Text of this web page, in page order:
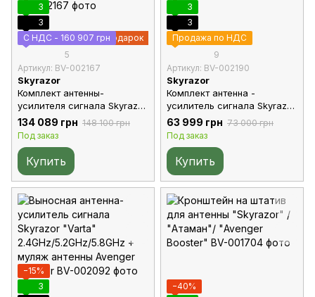
Подарок
3
3
С НДС - 160 907 грн
5
Артикул: BV-002167
Skyrazor
Комплект антенны-
усилителя сигнала Skyrazor
«Varta» и ретранслятора
Skyrazor «Echo» + 4 кабеля
20м + пигтейлы +
кронштейн
134 089 грн 148 100 грн
Под заказ
Купить
3
3
Продажа по НДС
9
Артикул: BV-002190
Skyrazor
Комплект антенна -
усилитель сигнала Skyrazor
«Varta» 2.4G/5.2G/5.8G +
пигтейлы + кабель RG-8 20
метров + кронштейн
63 999 грн 73 000 грн
Под заказ
Купить
−15%
3
−40%